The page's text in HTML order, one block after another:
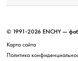
© 1991-2026 ENCHY —
Карта сайта
Политика